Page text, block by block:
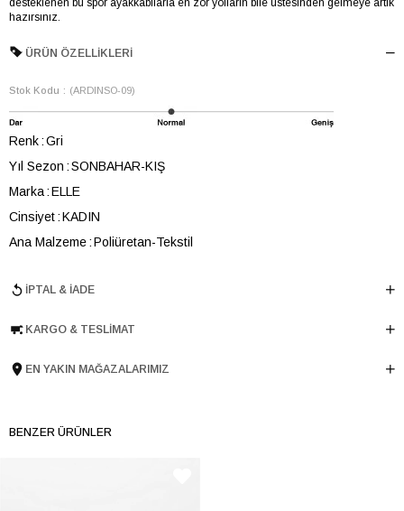
hazırsınız.
ÜRÜN ÖZELLIKLERI
Stok Kodu (ARDINSO-09)
Renk Gri
Yıl Sezon SONBAHAR-KIŞ
Marka ELLE
Cinsiyet KADIN
Ana Malzeme Poliüretan-Tekstil
Topuk Boyu 4 cm
Taban Yüksekliği 4 cm
İPTAL & İADE
KARGO & TESLIMAT
EN YAKIN MAĞAZALARIMIZ
BENZER ÜRÜNLER